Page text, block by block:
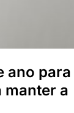
ano para
manter a